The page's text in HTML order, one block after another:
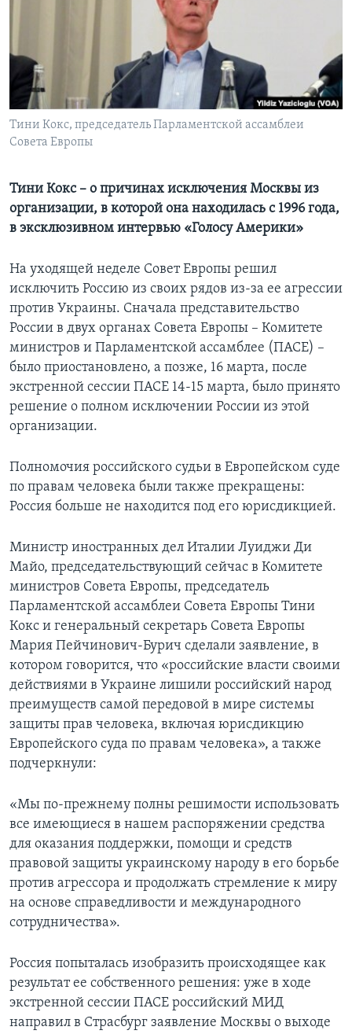
СОЦИАЛЬНЫЕ СЕТИ
Языки
Тини Кокс, председатель Парламентской ассамблеи
Совета Европы
Тини Кокс – о причинах исключения Москвы из
организации, в которой она находилась с 1996 года,
в эксклюзивном интервью «Голосу Америки»
На уходящей неделе Совет Европы решил
исключить Россию из своих рядов из-за ее агрессии
против Украины. Сначала представительство
России в двух органах Совета Европы – Комитете
министров и Парламентской ассамблее (ПАСЕ) –
было приостановлено, а позже, 16 марта, после
экстренной сессии ПАСЕ 14-15 марта, было принято
решение о полном исключении России из этой
организации.
Полномочия российского судьи в Европейском суде
по правам человека были также прекращены:
Россия больше не находится под его юрисдикцией.
Министр иностранных дел Италии Луиджи Ди
Майо, председательствующий сейчас в Комитете
министров Совета Европы, председатель
Парламентской ассамблеи Совета Европы Тини
Кокс и генеральный секретарь Совета Европы
Мария Пейчинович-Бурич сделали заявление, в
котором говорится, что «российские власти своими
действиями в Украине лишили российский народ
преимуществ самой передовой в мире системы
защиты прав человека, включая юрисдикцию
Европейского суда по правам человека», а также
подчеркнули:
«Мы по-прежнему полны решимости использовать
все имеющиеся в нашем распоряжении средства
для оказания поддержки, помощи и средств
правовой защиты украинскому народу в его борьбе
против агрессора и продолжать стремление к миру
на основе справедливости и международного
сотрудничества».
Россия попыталась изобразить происходящее как
результат ее собственного решения: уже в ходе
экстренной сессии ПАСЕ российский МИД
направил в Страсбург заявление Москвы о выходе